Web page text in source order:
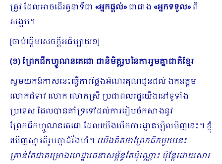
ត្រូវ ដែល​អាច​ដើរតួនាទីជា «អ្នកផ្តល់»ជាជាង «អ្នកទទួល​»ពី
សង្គម។
[ចាប់ផ្ដើមសេចក្ដីអធិប្បាយ១]
(១)ព្រែកជីកហ្វូណនតេជោ ជានិមិត្តរូបនៃការរួមគ្នាជាតិខ្មែរ
សូមយកឱកាសនេះធ្វើការថ្លែងអំណរគុណជូនដល់ ឯកឧត្តម
លោកជំទាវ លោក លោកស្រី ប្រជាពលរដ្ឋយើងនៅទូទាំង
ប្រទេស​ ដែលបានគាំទ្រទៅដល់ការរៀបចំកសាងនូវ
ព្រែកជីកហ្វូណនតេជោ ដែលយើងបើកការដ្ឋានម្សិលមិញនេះ។ ខ្ញុំ
ឃើញស្មារតីរួមគ្នាដ៏រឹងមាំ។ យើងគិតថាព្រែកជីកមួយនេះ
គ្រាន់តែជាគម្រោងហេដ្ឋារចនាសម្ព័ន្ធតែប៉ុណ្ណោះ ប៉ុន្តែដោយសារ